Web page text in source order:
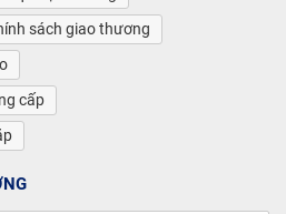
sách giao thương
cấp